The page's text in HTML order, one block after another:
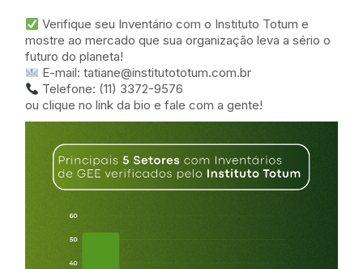
Verifique seu Inventário com o Instituto Totum e
mostre ao mercado que sua organização leva a sério o
futuro do planeta!
E-mail: tatiane@institutototum.com.br
Telefone: (11) 3372-9576
ou clique no link da bio e fale com a gente!